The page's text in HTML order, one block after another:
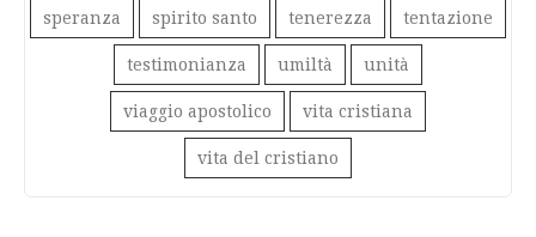
speranza spirito santo tenerezza tentazione
testimonianza umiltà unità
viaggio apostolico vita cristiana
vita del cristiano